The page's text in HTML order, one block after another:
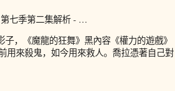
七季第二集解析 - …
，《魔龍的狂舞》黑內容《權力的遊戲》
用來殺鬼，如今用來救人。喬拉憑著自己對